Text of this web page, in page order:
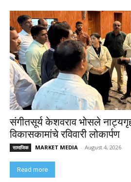
संगीतसूर्य केशवराव भोसले
विकासकामांचे रविवारी लोकार्पण
सामाजिक MARKET MEDIA - August 4, 2026
Read more